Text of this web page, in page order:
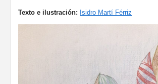
Texto e ilustración: Isidro Martí Férriz